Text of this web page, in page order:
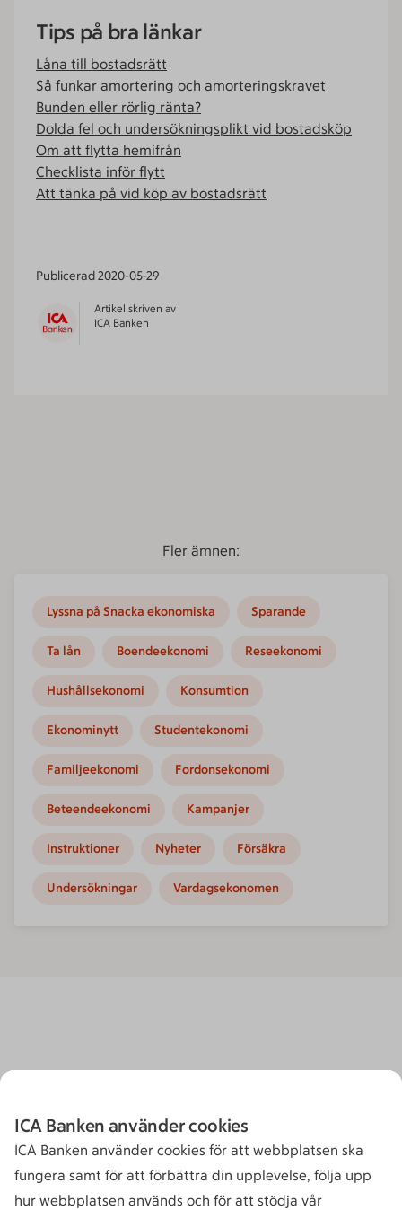
Tips på bra länkar
Låna till bostadsrätt
Så funkar amortering och amorteringskravet
Bunden eller rörlig ränta?
Dolda fel och undersökningsplikt vid bostadsköp
Om att flytta hemifrån
Checklista inför flytt
Att tänka på vid köp av bostadsrätt
Publicerad2020-05-29
Artikel skriven av
ICA Banken
Fler ämnen:
Lyssna på Snacka ekonomiska Sparande
Ta lån Boendeekonomi Reseekonomi
Hushållsekonomi Konsumtion
Ekonominytt Studentekonomi
Familjeekonomi Fordonsekonomi
Beteendeekonomi Kampanjer
Instruktioner Nyheter Försäkra
Undersökningar Vardagsekonomen
ICA Banken använder cookies
ICA Banken använder cookies för att webbplatsen ska
fungera samt för att förbättra din upplevelse, följa upp
hur webbplatsen används och för att stödja vår